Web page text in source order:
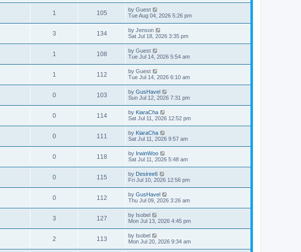
1 105 by Guest
Tue Aug 04, 2026 5:26 pm
3 134 by Jenson
Sat Jul 18, 2026 3:35 pm
1 108 by Guest
Tue Jul 14, 2026 5:54 am
1 112 by Guest
Tue Jul 14, 2026 6:10 am
0 103 by GusHavel
Sun Jul 12, 2026 7:31 pm
0 114 by KiaraCha
Sat Jul 11, 2026 12:52 pm
0 111 by KiaraCha
Sat Jul 11, 2026 9:57 am
0 118 by IrwinWoo
Sat Jul 11, 2026 5:48 am
0 115 by Desiree6
Fri Jul 10, 2026 12:56 pm
0 112 by GusHavel
Thu Jul 09, 2026 3:26 am
3 127 by Isobel
Mon Jul 13, 2026 4:45 pm
2 113 by Isobel
Mon Jul 20, 2026 9:34 am